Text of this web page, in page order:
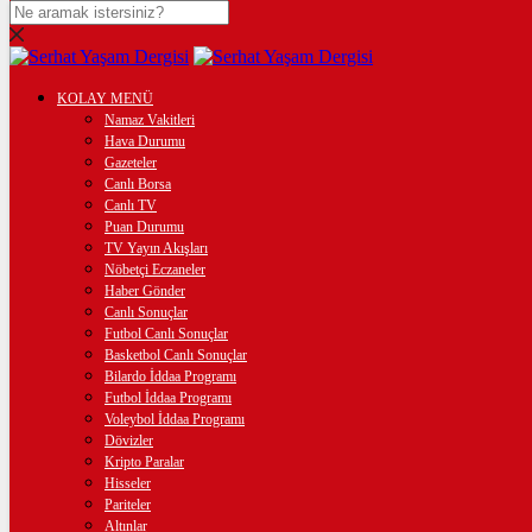
DOLAR
47,7436$% 0.18
EURO
% 0.32
STERLİN
% 0.38
GRAM ALTIN
%2,59
ÇEYREK ALTIN
10.903,00%2,54
BİTCOİN
฿%-0.2
KOLAY MENÜ
Namaz Vakitleri
Hava Durumu
Gazeteler
Canlı Borsa
Canlı TV
Puan Durumu
TV Yayın Akışları
Nöbetçi Eczaneler
Haber Gönder
Canlı Sonuçlar
Futbol Canlı Sonuçlar
Basketbol Canlı Sonuçlar
Bilardo İddaa Programı
Futbol İddaa Programı
Voleybol İddaa Programı
Dövizler
Kripto Paralar
Hisseler
Pariteler
Altınlar